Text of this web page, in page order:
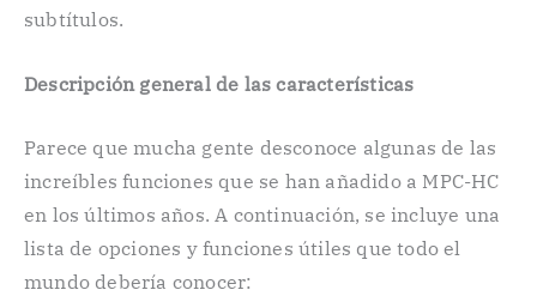
subtítulos.
Descripción general de las características
Parece que mucha gente desconoce algunas de las
increíbles funciones que se han añadido a MPC-HC
en los últimos años. A continuación, se incluye una
lista de opciones y funciones útiles que todo el
mundo debería conocer: